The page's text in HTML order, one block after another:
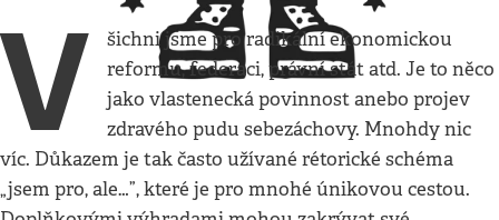
V
šichni jsme pro radikální ekonomickou
reformu, federaci, právní stát atd. Je to něco
jako vlastenecká povinnost anebo projev
zdravého pudu sebezáchovy. Mnohdy nic
víc. Důkazem je tak často užívané rétorické schéma
„jsem pro, ale…”, které je pro mnohé únikovou cestou.